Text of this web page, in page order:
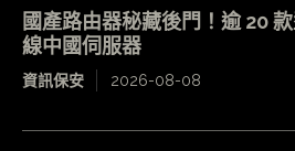
國產路由器秘藏後門！逾 20
線中國伺服器
資訊保安 2026-08-08